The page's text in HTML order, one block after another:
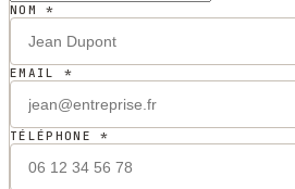
NOM *
EMAIL *
TÉLÉPHONE *